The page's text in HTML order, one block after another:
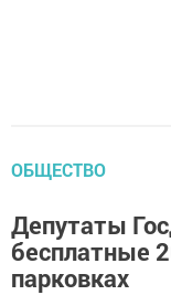
ОБЩЕСТВО
Депутаты
бесплатные
парковках